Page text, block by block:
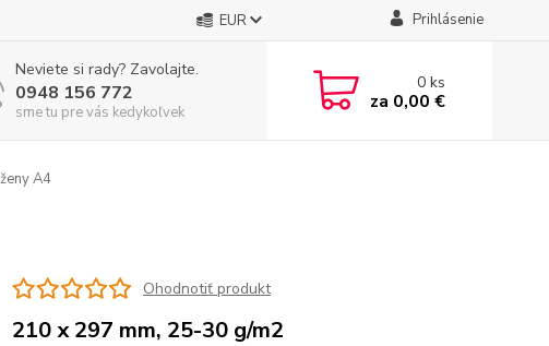
EUR Prihlásenie
Neviete si rady? Zavolajte.
0948 156 772
sme tu pre vás kedykoľvek
0ks
za 0,00 €
A4
Ohodnotiť produkt
210 x 297 mm, 25-30 g/m2